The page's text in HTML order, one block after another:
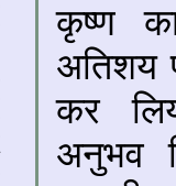
कृष्ण
अतिशय
कर
अनुभव